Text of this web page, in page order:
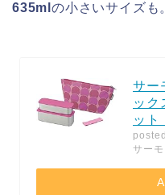
635ml の小さいサイズも
サー
ック
ット
サー